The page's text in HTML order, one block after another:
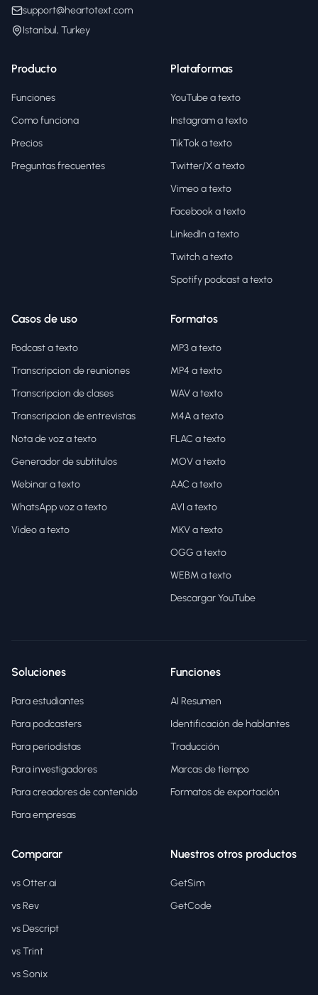
support@heartotext.com
Istanbul, Turkey
Producto
Funciones
Como funciona
Precios
Preguntas frecuentes
Plataformas
YouTube a texto
Instagram a texto
TikTok a texto
Twitter/X a texto
Vimeo a texto
Facebook a texto
LinkedIn a texto
Twitch a texto
Spotify podcast a texto
Casos de uso
Podcast a texto
Transcripcion de reuniones
Transcripcion de clases
Transcripcion de entrevistas
Nota de voz a texto
Generador de subtitulos
Webinar a texto
WhatsApp voz a texto
Video a texto
Formatos
MP3 a texto
MP4 a texto
WAV a texto
M4A a texto
FLAC a texto
MOV a texto
AAC a texto
AVI a texto
MKV a texto
OGG a texto
WEBM a texto
Descargar YouTube
Soluciones
Para estudiantes
Para podcasters
Para periodistas
Para investigadores
Para creadores de contenido
Para empresas
Funciones
AI Resumen
Identificación de hablantes
Traducción
Marcas de tiempo
Formatos de exportación
Comparar
vs Otter.ai
vs Rev
vs Descript
vs Trint
vs Sonix
Nuestros otros productos
GetSim
GetCode